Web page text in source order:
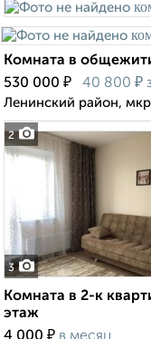
2
Комната в
530 000 ₽ 40 800 ₽
Ленинский район,
3
Комната в 2-к
этаж
₽